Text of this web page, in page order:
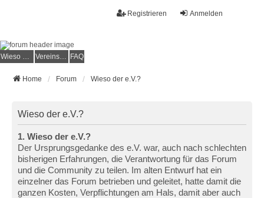
Anmelden
Registrieren
Wieso der e.V.? Vereinsmitglied werden FAQ
Home Forum Wieso der e.V.?
Wieso der e.V.?
1. Wieso der e.V.?
Der Ursprungsgedanke des e.V. war, auch nach schlechten
bisherigen Erfahrungen, die Verantwortung für das Forum
und die Community zu teilen. Im alten Entwurf hat ein
einzelner das Forum betrieben und geleitet, hatte damit die
ganzen Kosten, Verpflichtungen am Hals, damit aber auch